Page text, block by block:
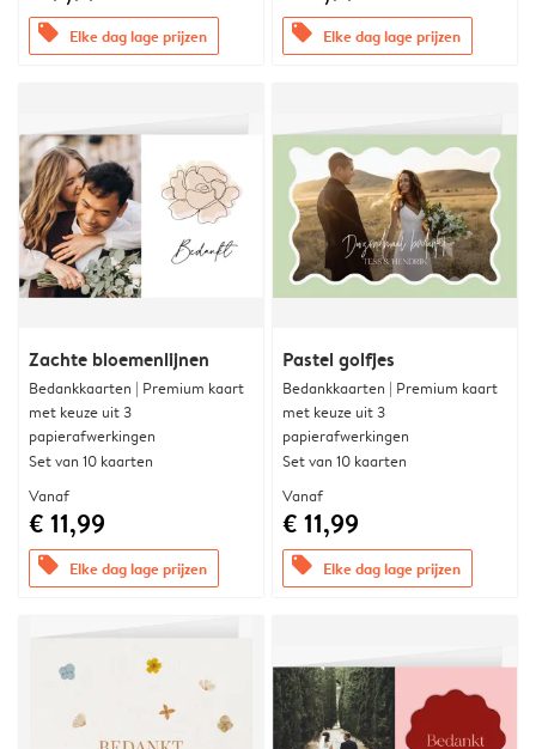
offers Elke dag lage prijzen offers Elke dag lage prijzen
Zachte bloemenlijnen
Bedankkaarten | Premium kaart
met keuze uit 3
papierafwerkingen
Set van 10 kaarten
Vanaf
€ 11,99
offers Elke dag lage prijzen
Pastel golfjes
Bedankkaarten | Premium kaart
met keuze uit 3
papierafwerkingen
Set van 10 kaarten
Vanaf
€ 11,99
offers Elke dag lage prijzen